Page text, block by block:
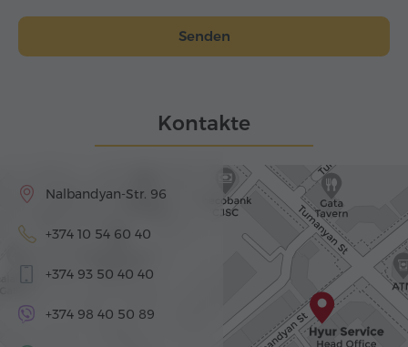
Senden
Kontakte
Nalbandyan-Str. 96
+374 10 54 60 40
+374 93 50 40 40
+374 98 40 50 89